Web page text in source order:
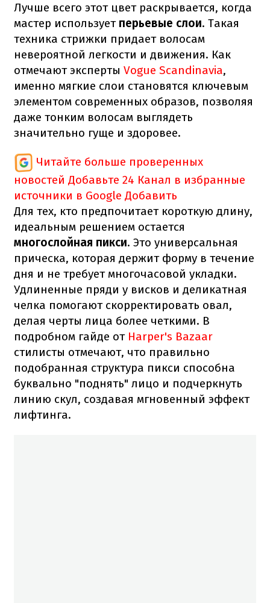
Лучше всего этот цвет раскрывается, когда
мастер используетперьевые слои. Такая
техника стрижки придает волосам
невероятной легкости и движения. Как
отмечают эксперты Vogue Scandinavia,
именно мягкие слои становятся ключевым
элементом современных образов, позволяя
даже тонким волосам выглядеть
значительно гуще и здоровее.
Читайте больше проверенных
новостей Добавьте 24 Канал в избранные
источники в Google Добавить
Для тех, кто предпочитает короткую длину,
идеальным решением остается
многослойная пикси. Это универсальная
прическа, которая держит форму в течение
дня и не требует многочасовой укладки.
Удлиненные пряди у висков и деликатная
челка помогают скорректировать овал,
делая черты лица более четкими. В
подробном гайде от Harper's Bazaar
стилисты отмечают, что правильно
подобранная структура пикси способна
буквально "поднять" лицо и подчеркнуть
линию скул, создавая мгновенный эффект
лифтинга.